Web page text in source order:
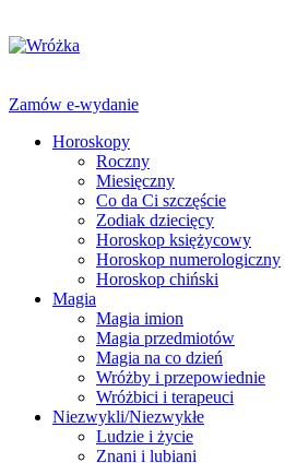
Zamów e-wydanie
Horoskopy
Roczny
Miesięczny
Co da Ci szczęście
Zodiak dziecięcy
Horoskop księżycowy
Horoskop numerologiczny
Horoskop chiński
Magia
Magia imion
Magia przedmiotów
Magia na co dzień
Wróżby i przepowiednie
Wróżbici i terapeuci
Niezwykli/Niezwykłe
Ludzie i życie
Znani i lubiani